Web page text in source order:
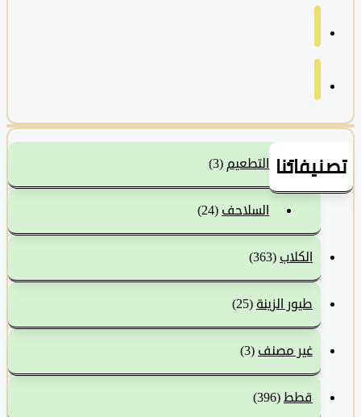
التطعيم(3)
السلاحف(24)
الكلاب(363)
طيور الزينة(25)
غير مصنف(3)
قطط (396)